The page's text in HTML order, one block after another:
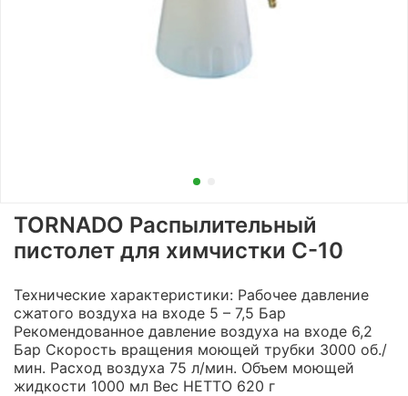
TORNADO Распылительный
пистолет для химчистки C-10
Технические характеристики: Рабочее давление
сжатого воздуха на входе 5 – 7,5 Бар
Рекомендованное давление воздуха на входе 6,2
Бар Скорость вращения моющей трубки 3000 об./
мин. Расход воздуха 75 л/мин. Объем моющей
жидкости 1000 мл Вес НЕТТО 620 г